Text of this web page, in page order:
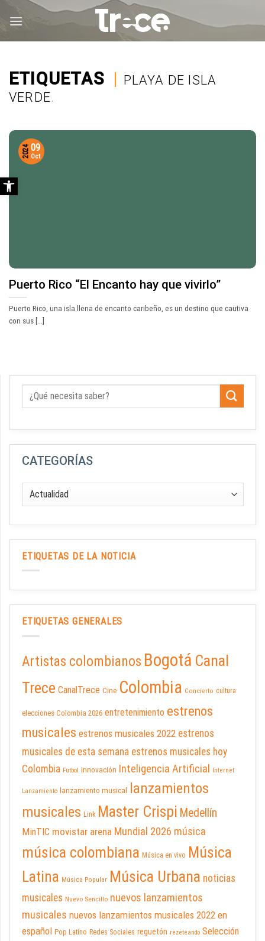
ETIQUETAS | PLAYA DE ISLA
VERDE.
Puerto Rico “El Encanto hay que vivirlo”
Puerto Rico, una isla llena de encanto caribeño, es un destino que cautiva
con sus [...]
09
Oct
2024
CATEGORÍAS
ETIQUETAS DE LA NOTICIA
ETIQUETAS GENERALES
Artistas colombianos Bogotá Canal
Trece CanalTrece Cine Colombia Concierto cultura
elecciones Colombia 2026 entretenimiento estrenos
musicales estrenos musicales 2022 estrenos
musicales de esta semana estrenos musicales hoy
Colombia Futbol Innovación Inteligencia Artificial Internet
Lanzamiento lanzamiento musical
lanzamientos
musicales Link Master Crispi Medellín
MinTIC movistar arena Mundial 2026 música
música colombiana Música en vivo Música
Latina Música Popular Música Urbana noticias
musicales Nuevo Sencillo nuevos lanzamientos
musicales nuevos lanzamientos musicales 2022 en
español Pop Latino Redes Sociales reguetón rezeteando Selección
Abrir barra de herramientas